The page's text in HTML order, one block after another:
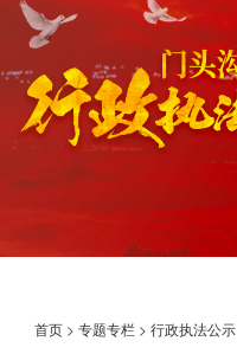
首页 >专题专栏 >行政执法公示